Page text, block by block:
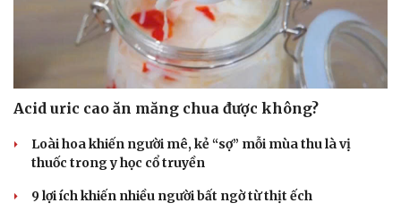
Du lịch
Tư vấn
check-in
Podcast
Cửa sổ tình yêu
Acid uric cao ăn măng chua được không?
Loài hoa khiến người mê, kẻ “sợ” mỗi mùa thu là vị
thuốc trong y học cổ truyền
9 lợi ích khiến nhiều người bất ngờ từ thịt ếch